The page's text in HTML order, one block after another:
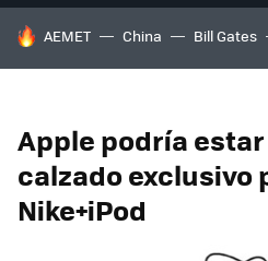
HOY SE HABLA DE
AEMET China Bill Gates
Apple podría
calzado exclusivo
Nike+iPod